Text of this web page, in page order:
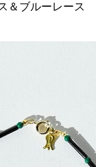
＆ブルーレース